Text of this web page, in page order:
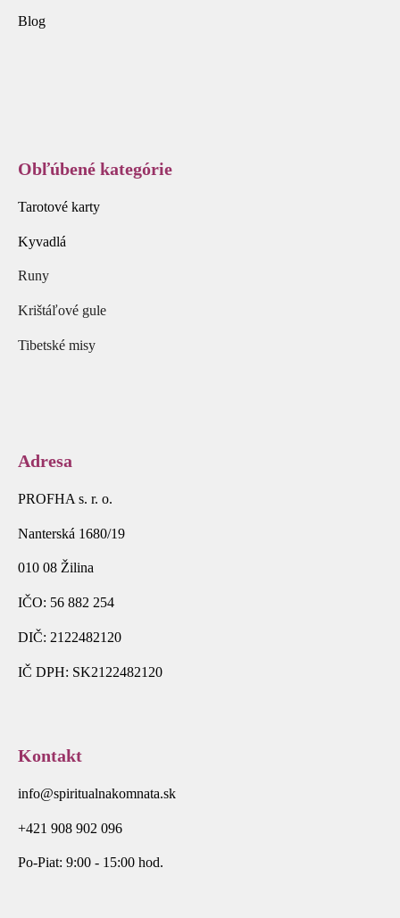
Blog
Obľúbené kategórie
Tarotové karty
Kyvadlá
Runy
Krištáľové gule
Tibetské misy
Adresa
PROFHA s. r. o.
Nanterská 1680/19
010 08 Žilina
IČO: 56 882 254
DIČ: 2122482120
IČ DPH: SK2122482120
Kontakt
info@spiritualnakomnata.sk
+421 908 902 096
Po-Piat: 9:00 - 15:00 hod.